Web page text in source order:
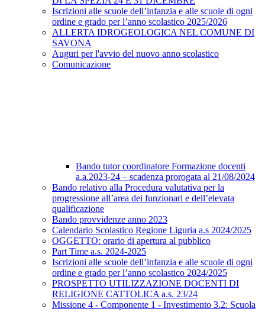
Iscrizioni alle scuole dell’infanzia e alle scuole di ogni
ordine e grado per l’anno scolastico 2025/2026
ALLERTA IDROGEOLOGICA NEL COMUNE DI
SAVONA
Auguri per l'avvio del nuovo anno scolastico
Comunicazione
Bando tutor coordinatore Formazione docenti
a.a.2023-24 – scadenza prorogata al 21/08/2024
Bando relativo alla Procedura valutativa per la
progressione all’area dei funzionari e dell’elevata
qualificazione
Bando provvidenze anno 2023
Calendario Scolastico Regione Liguria a.s 2024/2025
OGGETTO: orario di apertura al pubblico
Part Time a.s. 2024-2025
Iscrizioni alle scuole dell’infanzia e alle scuole di ogni
ordine e grado per l’anno scolastico 2024/2025
PROSPETTO UTILIZZAZIONE DOCENTI DI
RELIGIONE CATTOLICA a.s. 23/24
Missione 4 - Componente 1 - Investimento 3.2: Scuola